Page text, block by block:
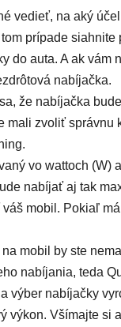
vedieť, na aký
prípade
do auta. A ak vám
nabíjačka.
že nabíjačka
mali zvoliť
vo wattoch (W)
nabíjať aj tak
mobil. Pokiaľ
mobil by ste
nabíjania, teda
výber nabíjačky
výkon. Všímajte si